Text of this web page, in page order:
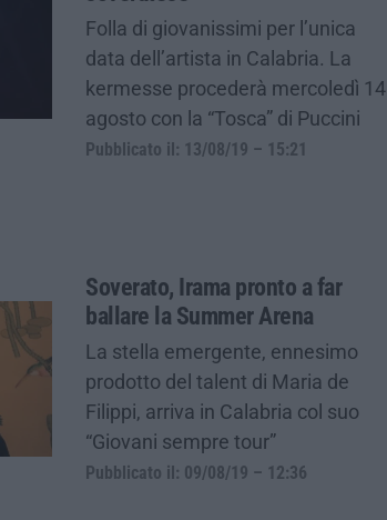
Folla di giovanissimi per l’unica
data dell’artista in Calabria. La
kermesse procederà mercoledì 14
agosto con la “Tosca” di Puccini
Pubblicato il: 13/08/19 – 15:21
Soverato, Irama pronto a far
ballare la Summer Arena
La stella emergente, ennesimo
prodotto del talent di Maria de
Filippi, arriva in Calabria col suo
“Giovani sempre tour”
Pubblicato il: 09/08/19 – 12:36